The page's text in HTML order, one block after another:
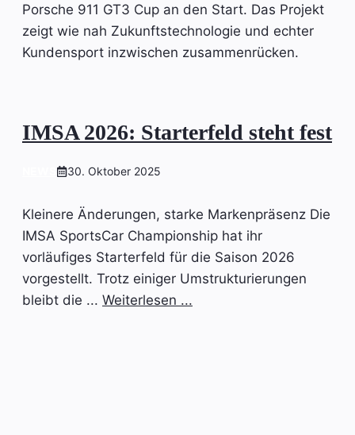
Porsche 911 GT3 Cup an den Start. Das Projekt
zeigt wie nah Zukunftstechnologie und echter
Kundensport inzwischen zusammenrücken.
IMSA 2026: Starterfeld steht fest
30. Oktober 2025
Kleinere Änderungen, starke Markenpräsenz Die
IMSA SportsCar Championship hat ihr
vorläufiges Starterfeld für die Saison 2026
vorgestellt. Trotz einiger Umstrukturierungen
bleibt die ... Weiterlesen ...